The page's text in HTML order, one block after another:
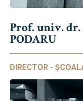
Prof. univ.
PODARU
DIRECTOR -